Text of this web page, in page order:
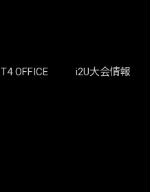
T4 OFFICE i2U大会情報